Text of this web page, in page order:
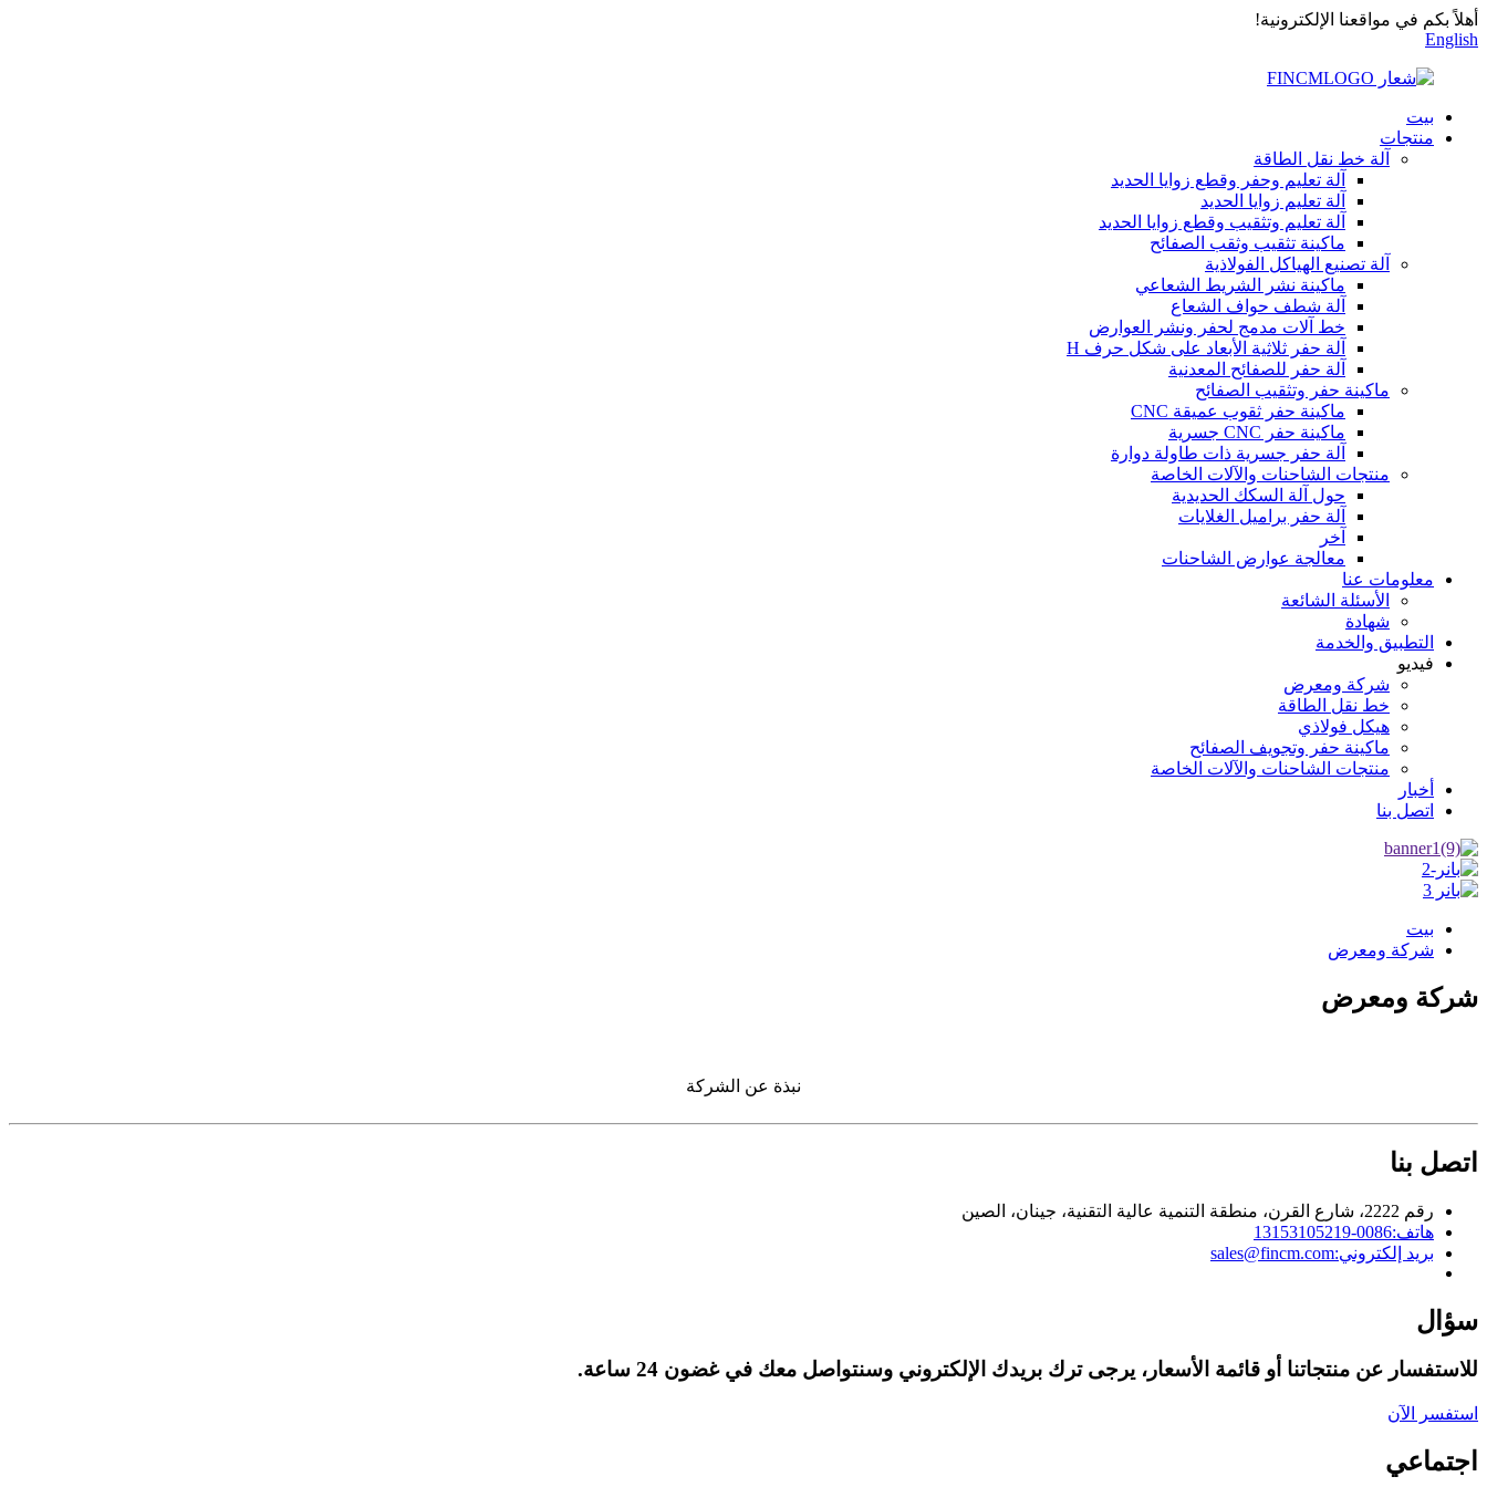
أهلاً بكم في مواقعنا الإلكترونية!
English
بيت
منتجات
آلة خط نقل الطاقة
آلة تعليم وحفر وقطع زوايا الحديد
آلة تعليم زوايا الحديد
آلة تعليم وتثقيب وقطع زوايا الحديد
ماكينة تثقيب وثقب الصفائح
آلة تصنيع الهياكل الفولاذية
ماكينة نشر الشريط الشعاعي
آلة شطف حواف الشعاع
خط آلات مدمج لحفر ونشر العوارض
آلة حفر ثلاثية الأبعاد على شكل حرف H
آلة حفر للصفائح المعدنية
ماكينة حفر وتثقيب الصفائح
ماكينة حفر ثقوب عميقة CNC
ماكينة حفر CNC جسرية
آلة حفر جسرية ذات طاولة دوارة
منتجات الشاحنات والآلات الخاصة
حول آلة السكك الحديدية
آلة حفر براميل الغلايات
آخر
معالجة عوارض الشاحنات
معلومات عنا
الأسئلة الشائعة
شهادة
التطبيق والخدمة
فيديو
شركة ومعرض
خط نقل الطاقة
هيكل فولاذي
ماكينة حفر وتجويف الصفائح
منتجات الشاحنات والآلات الخاصة
أخبار
اتصل بنا
بيت
شركة ومعرض
شركة ومعرض
نبذة عن الشركة
اتصل بنا
رقم 2222، شارع القرن، منطقة التنمية عالية التقنية، جينان، الصين
هاتف:0086-13153105219
بريد إلكتروني:sales@fincm.com
سؤال
للاستفسار عن منتجاتنا أو قائمة الأسعار، يرجى ترك بريدك الإلكتروني وسنتواصل معك في غضون 24 ساعة.
استفسر الآن
اجتماعي